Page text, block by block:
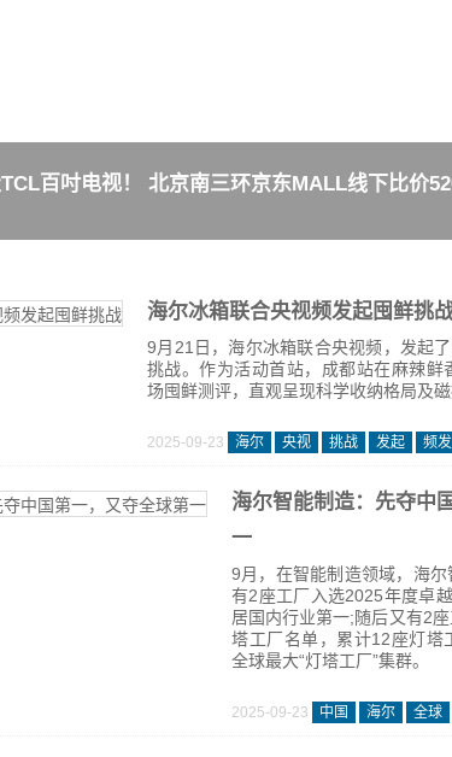
百吋电视！ 北京南三环京东MALL线下比价
海尔冰箱联合央视频发起囤鲜挑
9月21日，海尔冰箱联合央视频，发起
挑战。作为活动首站，成都站在麻辣鲜
场囤鲜测评，直观呈现科学收纳格局及磁
2025-09-23 海尔 央视 挑战 发起 频发
海尔智能制造：先夺中
一
9月，在智能制造领域，海
有2座工厂入选2025年度卓
居国内行业第一;随后又有2
塔工厂名单，累计12座灯塔
全球最大“灯塔工厂”集群。
2025-09-23 中国 海尔 全球